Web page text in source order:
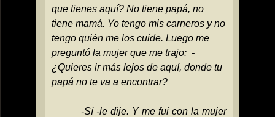
que tienes aquí? No tiene papá, no
tiene mamá. Yo tengo mis carneros y no
tengo quién me los cuide. Luego me
preguntó la mujer que me trajo: -
¿Quieres ir más lejos de aquí, donde tu
papá no te va a encontrar?
-Sí -le dije. Y me fui con la mujer